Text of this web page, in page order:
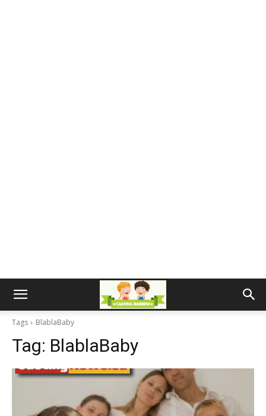
Tags BlablaBaby
Tag: BlablaBaby